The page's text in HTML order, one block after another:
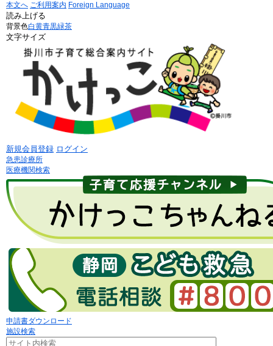
本文へ ご利用案内 Foreign Language
読み上げる
背景色白黄青黒緑茶
文字サイズ
新規会員登録 ログイン
急患診療所
医療機関検索
申請書ダウンロード
施設検索